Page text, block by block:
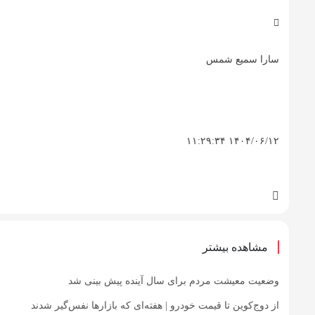
سارا سمیع شمس
۱۴۰۴/۰۶/۱۲ ۱۱:۲۹:۳۴
مشاهده بیشتر
وضعیت معیشت مردم برای سال آینده پیش بینی شد
از دوج‌کوین تا قیمت خودرو | هفته‌ای که بازارها نفس‌گیر شدند